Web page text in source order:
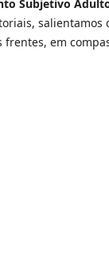
Subjetivo
salientamos
em